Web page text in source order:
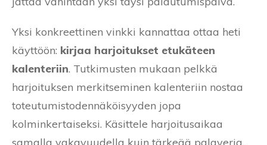
Yksi konkreettinen vinkki kannattaa ottaa heti
käyttöön: kirjaa harjoitukset etukäteen
kalenteriin. Tutkimusten mukaan pelkkä
harjoituksen merkitseminen kalenteriin nostaa
toteutumistodennäköisyyden jopa
kolminkertaiseksi. Käsittele harjoitusaikaa